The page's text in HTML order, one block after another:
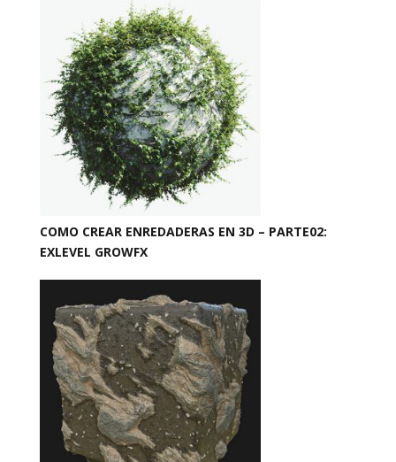
COMO CREAR ENREDADERAS EN 3D – PARTE02:
EXLEVEL GROWFX